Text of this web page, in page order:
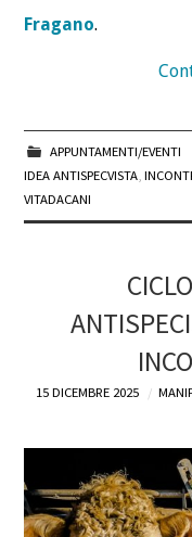
Fragano.
APPUNTAMENTI/EVENTI
IDEA ANTISPECVISTA,
VITADACANI
15 DICEMBRE 2025